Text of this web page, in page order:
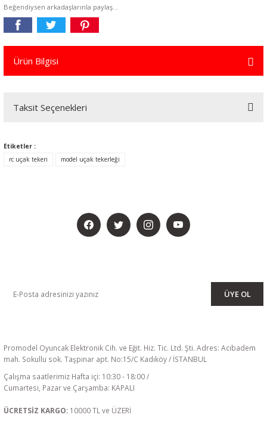
Beğendiysen arkadaşlarınla paylaş...
Ürün Bilgisi
Taksit Seçenekleri
Etiketler :
rc uçak tekeri
model uçak tekerleği
ÜYE OL
Promodel Oyuncak Elektronik Cih. ve Eğit. Hiz. Tic. Ltd. Şti. Adres: Acıbadem
mah. Sokullu sok. Taşpınar apt. No:15/C Kadıköy / İSTANBUL
Çalışma saatlerimiz Hafta içi: 10:30 - 18:00 /
Cumartesi, Pazar ve Çarşamba: KAPALI
ÜCRETSİZ KARGO: 10000 TL ve ÜZERİ